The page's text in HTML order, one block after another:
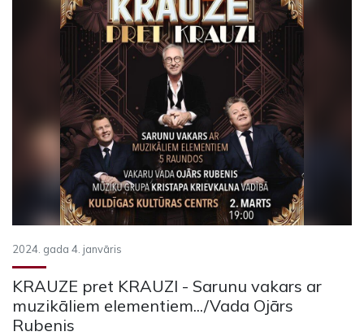
2024. gada 4. janvāris
KRAUZE pret KRAUZI - Sarunu vakars ar
muzikāliem elementiem.../Vada Ojārs
Rubenis